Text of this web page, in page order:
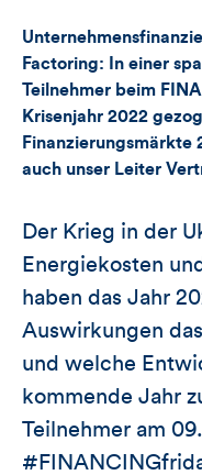
dieses
Artikels
Factoring: In einer
Teilnehmer beim
Krisenjahr 2022
auch unser Leiter
Der Krieg in der
Energiekosten
haben das Jahr
Auswirkungen
und welche
kommende Jahr
Teilnehmer am